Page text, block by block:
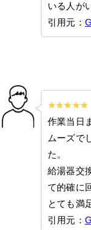
いる人が
引用元：
作業当日
ムーズで
た。
給湯器交
て的確に
とても満
引用元：